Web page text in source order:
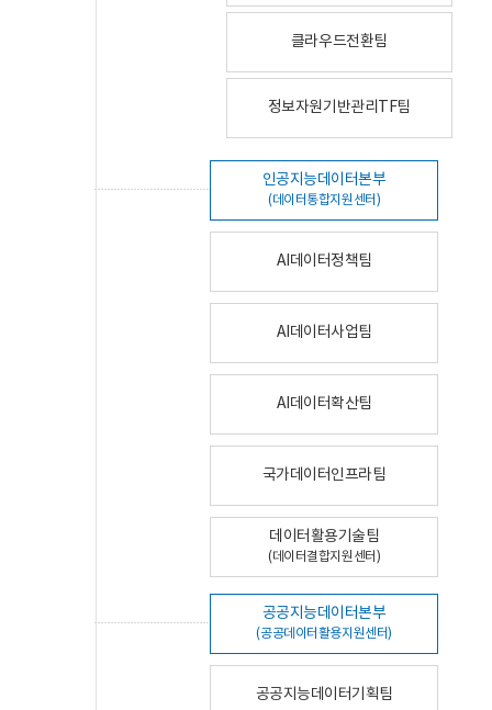
클라우드전환팀
정보자원기반관리TF팀
인공지능데이터본부
(데이터통합지원센터)
AI데이터정책팀
AI데이터사업팀
AI데이터확산팀
국가데이터인프라팀
데이터활용기술팀
(데이터결합지원센터)
공공지능데이터본부
(공공데이터활용지원센터)
공공지능데이터기획팀